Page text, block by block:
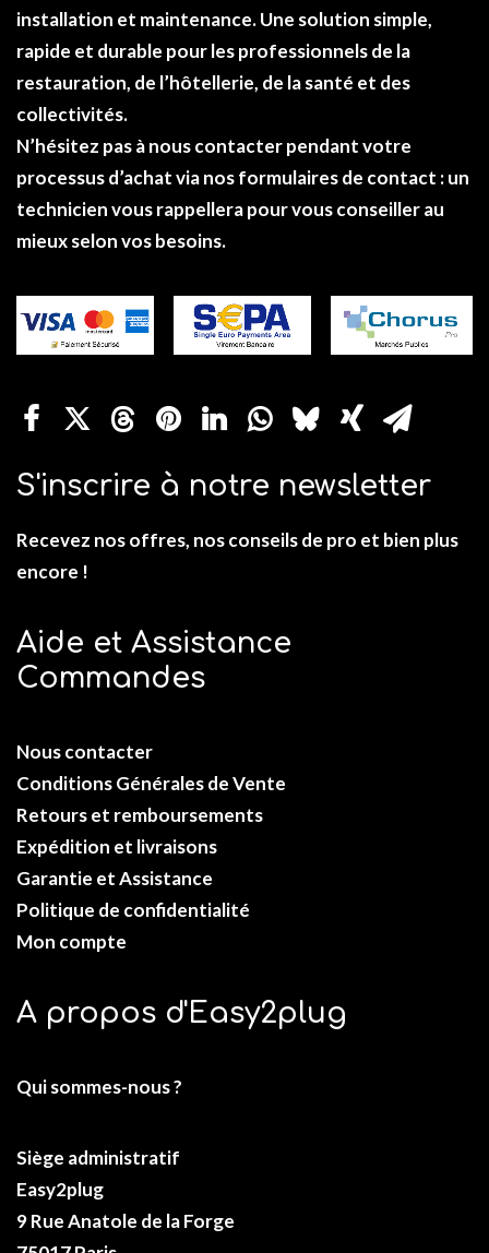
installation et maintenance. Une solution simple,
rapide et durable pour les professionnels de la
restauration, de l’hôtellerie, de la santé et des
collectivités.
N’hésitez pas à nous contacter pendant votre
processus d’achat via nos formulaires de contact : un
technicien vous rappellera pour vous conseiller au
mieux selon vos besoins.
S'inscrire à notre newsletter
Recevez nos offres, nos conseils de pro et bien plus
encore !
Aide et Assistance
Commandes
Nous contacter
Conditions Générales de Vente
Retours et remboursements
Expédition et livraisons
Garantie et Assistance
Politique de confidentialité
Mon compte
A propos d'Easy2plug
Qui sommes-nous ?
Siège administratif
Easy2plug
9 Rue Anatole de la Forge